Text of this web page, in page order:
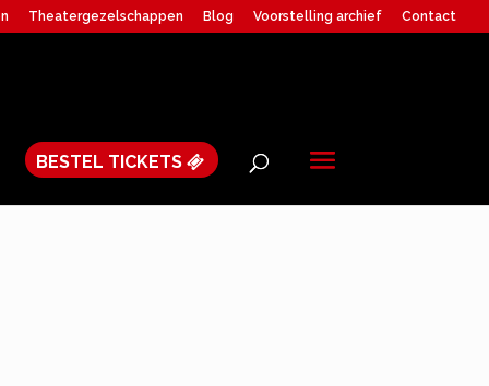
Theatergezelschappen Blog Voorstelling archief Contact
BESTEL TICKETS